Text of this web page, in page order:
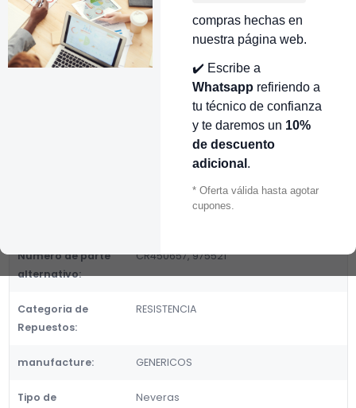
compras hechas en
nuestra página web.
✔️ Escribe a
Whatsapp refiriendo a
tu técnico de confianza
y te daremos un 10%
de descuento
adicional .
* Oferta válida hasta agotar
cupones.
👉 Conocer más…
Mostrar stock de ubicaciones
INDICADOR PRESION PRESTO C/BLISTER X CR450657
Número de parte
alternativo:
CR450657, 975521
Categoria de
Repuestos:
RESISTENCIA
manufacture: GENERICOS
Tipo de
Neveras